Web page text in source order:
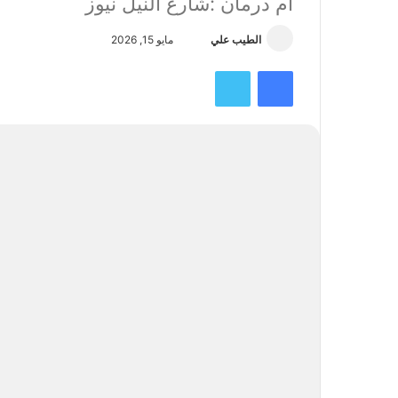
الطيب علي مايو 15, 2026
فيسبوك تويتر